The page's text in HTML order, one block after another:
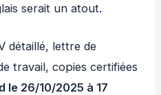
serait un atout.
détaillé, lettre de
travail, copies certifiées
le 26/10/2025 à 17